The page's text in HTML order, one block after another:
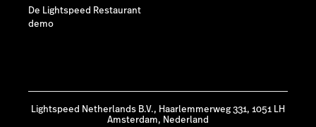
De Lightspeed Restaurant
demo
Lightspeed Netherlands B.V., Haarlemmerweg 331, 1051 LH
Amsterdam, Nederland